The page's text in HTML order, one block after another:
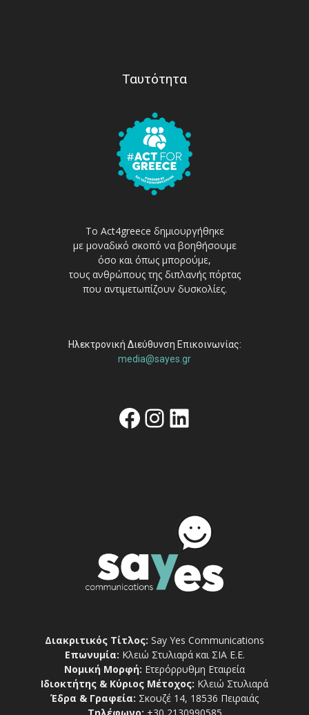
Ταυτότητα
Το Act4greece δημιουργήθηκε
με μοναδικό σκοπό να βοηθήσουμε
όσο και όπως μπορούμε,
τους ανθρώπους της διπλανής πόρτας
που αντιμετωπίζουν δυσκολίες.
Ηλεκτρονική Διεύθυνση Επικοινωνίας:
media@sayes.gr
Facebook
Instagram
Linkedin
Διακριτικός Τίτλος: Say Yes Communications
Επωνυμία: Κλειώ Στυλιαρά και ΣΙΑ Ε.Ε.
Νομική Μορφή: Ετερόρρυθμη Εταιρεία
Ιδιοκτήτης & Κύριος Μέτοχος: Κλειώ Στυλιαρά
Έδρα & Γραφεία: Σκουζέ 14, 18536 Πειραιάς